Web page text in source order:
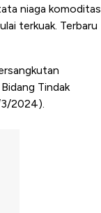
niaga komoditas
terkuak. Terbaru
Tindak
3/2024).